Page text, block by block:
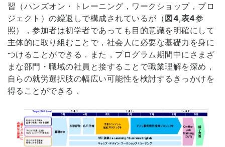
習（ハンズオン・トレーニング，ワークショップ，プロ
ジェクト）の繰返しで構成されているが（図4,表4参
照），参加者は初学者であっても目的意識を明確にして
主体的に取り組むことで，社会人に必要な基礎力を身に
つけることができる．また，プログラム期間中にさまざ
まな部門・職域の社員と接することで職業理解を深め，
自らの就労選択肢の幅広い可能性を検討するきっかけを
得ることができる．